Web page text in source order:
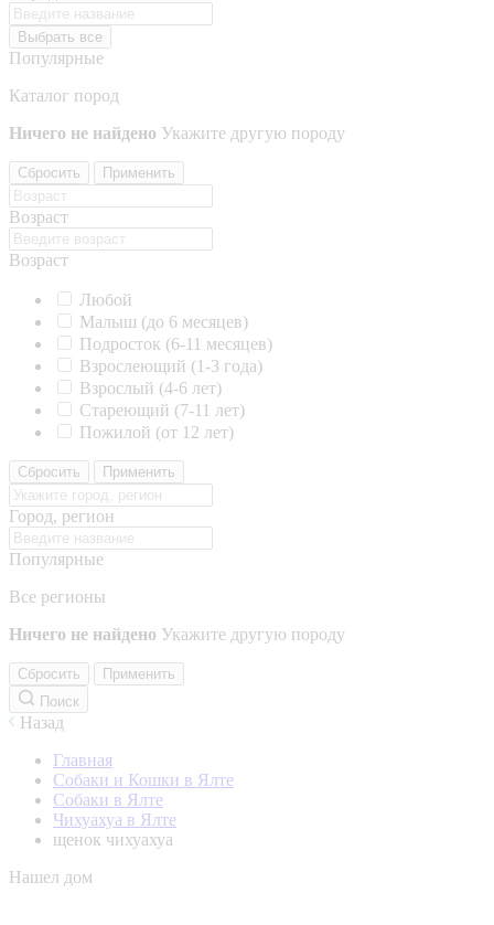
Выбрать все
Популярные
Каталог пород
Ничего не найдено Укажите другую породу
Сбросить Применить
Возраст
Возраст
Любой
Малыш (до 6 месяцев)
Подросток (6-11 месяцев)
Взрослеющий (1-3 года)
Взрослый (4-6 лет)
Стареющий (7-11 лет)
Пожилой (от 12 лет)
Сбросить Применить
Город, регион
Популярные
Все регионы
Ничего не найдено Укажите другую породу
Сбросить
Применить
Поиск
Назад
Главная
Собаки и Кошки в Ялте
Собаки в Ялте
Чихуахуа в Ялте
щенок чихуахуа
Нашел дом